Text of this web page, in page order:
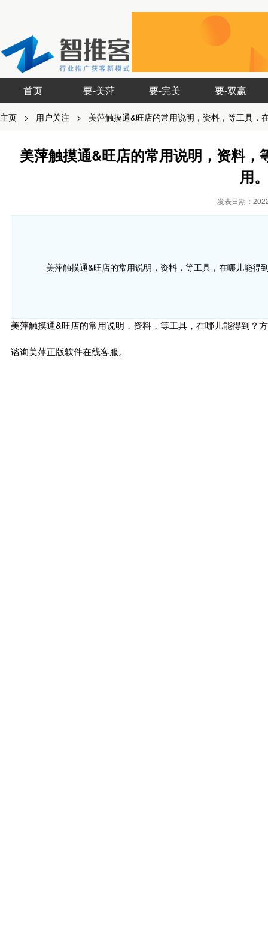
首页 要-美萍 要-完美 要-双赢
主页 > 用户关注 > 美萍触摸通&旺店的常用说明，资料，等工具，
美萍触摸通&旺店的常用说明，资料
用。
发表日期：
美萍触摸通&旺店的常用说明，资料，等工具，在哪儿能得
美萍触摸通&旺店的常用说明，资料，等工具，在哪儿能得到？
谘询美萍正版软件在线客服。